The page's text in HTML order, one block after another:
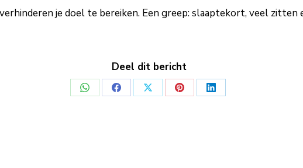
je doel te bereiken. Een greep: slaaptekort, veel
Deel dit bericht
Deel
Deel
Deel
Deel
Deel